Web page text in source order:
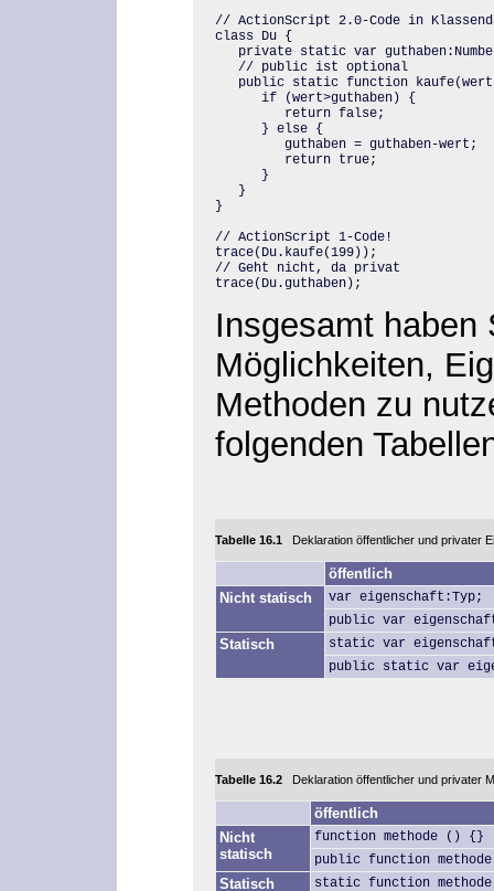
// ActionScript 2.0-Code in
class Du {
private static var
   // public ist optional
public static function
      if (wert>guthaben) {
         return false;
      } else {
         guthaben = guthaben-wert;
         return true;
      }
   }
}
// ActionScript 1-Code!
trace(Du.kaufe(199));
// Geht nicht, da privat
trace(Du.guthaben);
Insgesamt haben
Möglichkeiten,
Methoden zu
folgenden
Tabelle 16.1 Deklaration öffentlicher und privater
öffentlich
Nicht statisch
var eigenschaft:Typ;
public var
Statisch
static var
public static var
Tabelle 16.2 Deklaration öffentlicher und privater
öffentlich
Nicht
statisch
function methode () {}
public function
Statisch
static function